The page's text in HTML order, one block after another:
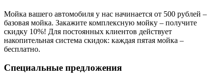
Мойка вашего автомобиля у нас начинается от 500 рублей –
базовая мойка. Закажите комплексную мойку – получите
скидку 10%! Для постоянных клиентов действует
накопительная система скидок: каждая пятая мойка –
бесплатно.
Специальные предложения